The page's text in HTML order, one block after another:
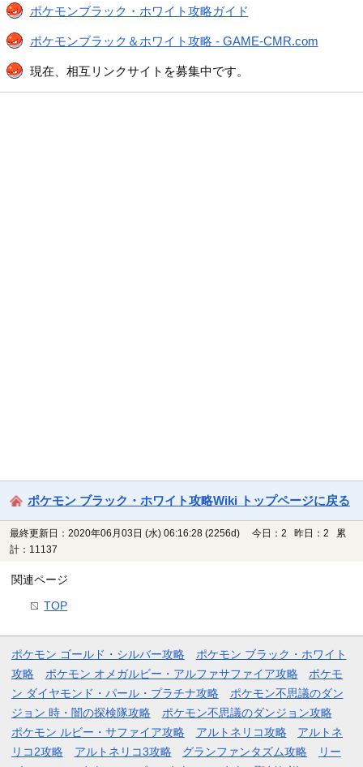
ポケモンブラック・ホワイト攻略ガイド
ポケモンブラック＆ホワイト攻略 - GAME-CMR.com
現在、相互リンクサイトを募集中です。
ポケモン ブラック・ホワイト攻略Wiki トップページに戻る
最終更新日：2020年06月03日 (水) 06:16:28 (2256d)
今日：2 昨日：2 累
計：11137
関連ページ
TOP
ポケモン ゴールド・シルバー攻略
ポケモン ブラック・ホワイト
攻略
ポケモン オメガルビー・アルファサファイア攻略
ポケモ
ン ダイヤモンド・パール・プラチナ攻略
ポケモン不思議のダン
ジョン 時・闇の探検隊攻略
ポケモン不思議のダンジョン攻略
ポケモン ルビー・サファイア攻略
アルトネリコ攻略
アルトネ
リコ2攻略
アルトネリコ3攻略 グランファンタズム攻略
リー